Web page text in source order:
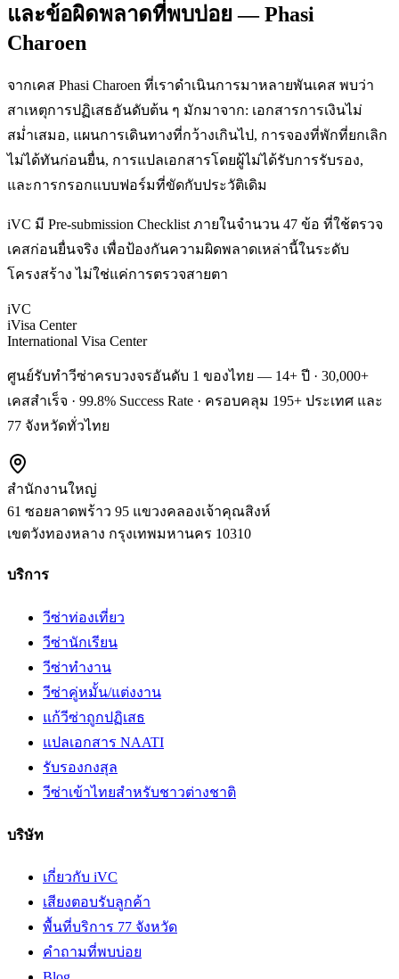
และข้อผิดพลาดที่พบบ่อย — Phasi
Charoen
จากเคส Phasi Charoen ที่เราดำเนินการมาหลายพันเคส พบว่า
สาเหตุการปฏิเสธอันดับต้น ๆ มักมาจาก: เอกสารการเงินไม่
สม่ำเสมอ, แผนการเดินทางที่กว้างเกินไป, การจองที่พักที่ยกเลิก
ไม่ได้ทันก่อนยื่น, การแปลเอกสารโดยผู้ไม่ได้รับการรับรอง,
และการกรอกแบบฟอร์มที่ขัดกับประวัติเดิม
iVC มี Pre-submission Checklist ภายในจำนวน 47 ข้อ ที่ใช้ตรวจ
เคสก่อนยื่นจริง เพื่อป้องกันความผิดพลาดเหล่านี้ในระดับ
โครงสร้าง ไม่ใช่แค่การตรวจสายตา
iVC
iVisa Center
International Visa Center
ศูนย์รับทำวีซ่าครบวงจรอันดับ 1 ของไทย — 14+ ปี · 30,000+
เคสสำเร็จ · 99.8% Success Rate · ครอบคลุม 195+ ประเทศ และ
77 จังหวัดทั่วไทย
สำนักงานใหญ่
61 ซอยลาดพร้าว 95 แขวงคลองเจ้าคุณสิงห์
เขตวังทองหลาง กรุงเทพมหานคร 10310
บริการ
วีซ่าท่องเที่ยว
วีซ่านักเรียน
วีซ่าทำงาน
วีซ่าคู่หมั้น/แต่งงาน
แก้วีซ่าถูกปฏิเสธ
แปลเอกสาร NAATI
รับรองกงสุล
วีซ่าเข้าไทยสำหรับชาวต่างชาติ
บริษัท
เกี่ยวกับ iVC
เสียงตอบรับลูกค้า
พื้นที่บริการ 77 จังหวัด
คำถามที่พบบ่อย